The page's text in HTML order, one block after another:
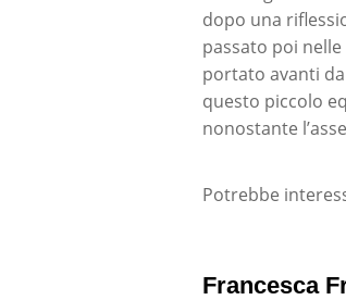
dopo una
passato poi
portato avanti
questo piccolo
nonostante
Potrebbe
Francesca